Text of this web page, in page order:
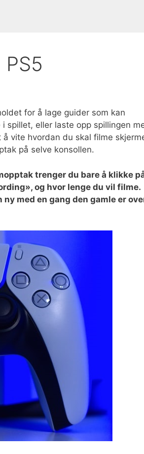
for å lage guider som kan
spillet, eller laste opp spillingen
vite hvordan du skal filme
på selve konsollen.
trenger du bare å klikke
og hvor lenge du vil filme.
med en gang den gamle er